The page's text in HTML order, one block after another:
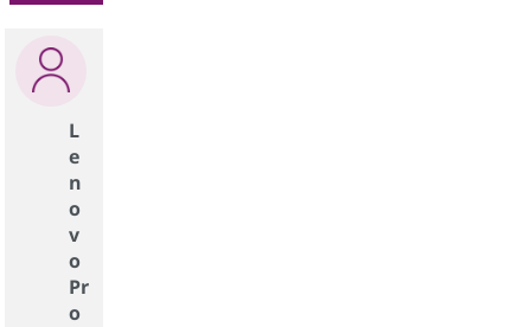
L
e
n
o
v
o
Pr
o